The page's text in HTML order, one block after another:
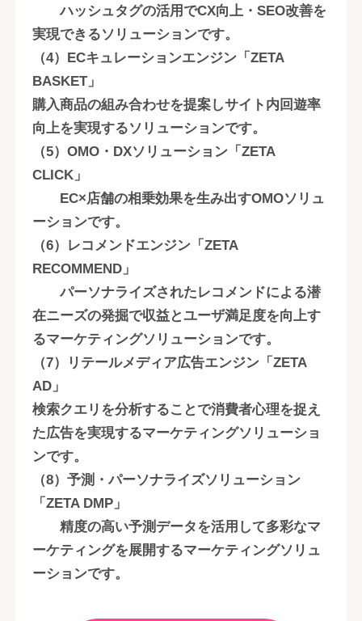
ハッシュタグの活用でCX向上・SEO改善を
実現できるソリューションです。
（4）ECキュレーションエンジン「ZETA
BASKET」
購入商品の組み合わせを提案しサイト内回遊率
向上を実現するソリューションです。
（5）OMO・DXソリューション「ZETA
CLICK」
EC×店舗の相乗効果を生み出すOMOソリュ
ーションです。
（6）レコメンドエンジン「ZETA
RECOMMEND」
パーソナライズされたレコメンドによる潜
在ニーズの発掘で収益とユーザ満足度を向上す
るマーケティングソリューションです。
（7）リテールメディア広告エンジン「ZETA
AD」
検索クエリを分析することで消費者心理を捉え
た広告を実現するマーケティングソリューショ
ンです。
（8）予測・パーソナライズソリューション
「ZETA DMP」
精度の高い予測データを活用して多彩なマ
ーケティングを展開するマーケティングソリュ
ーションです。